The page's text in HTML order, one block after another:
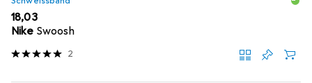
EUR
18,03
Nike Swoosh
2